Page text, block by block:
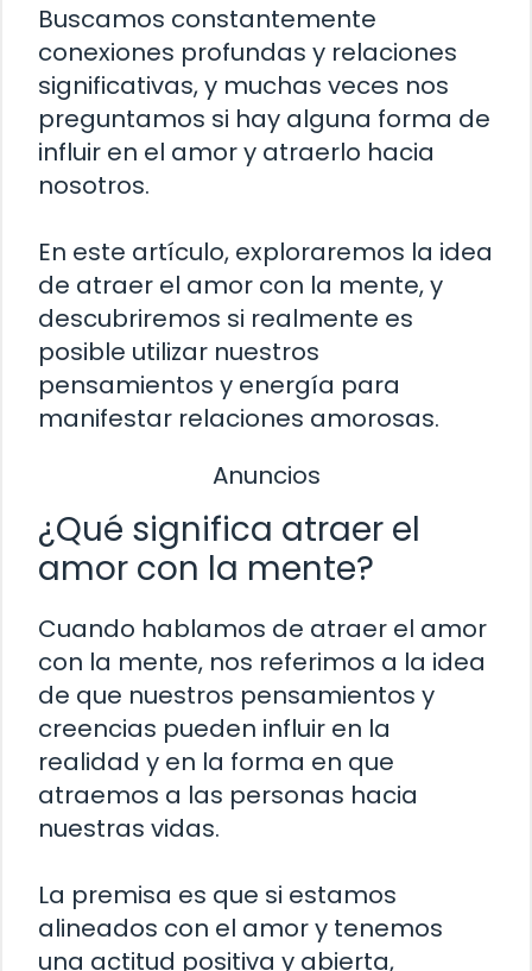
Buscamos constantemente
conexiones profundas y relaciones
significativas, y muchas veces nos
preguntamos si hay alguna forma de
influir en el amor y atraerlo hacia
nosotros.
En este artículo, exploraremos la idea
de atraer el amor con la mente, y
descubriremos si realmente es
posible utilizar nuestros
pensamientos y energía para
manifestar relaciones amorosas.
Anuncios
¿Qué significa atraer el
amor con la mente?
Cuando hablamos de atraer el amor
con la mente, nos referimos a la idea
de que nuestros pensamientos y
creencias pueden influir en la
realidad y en la forma en que
atraemos a las personas hacia
nuestras vidas.
La premisa es que si estamos
alineados con el amor y tenemos
una actitud positiva y abierta,